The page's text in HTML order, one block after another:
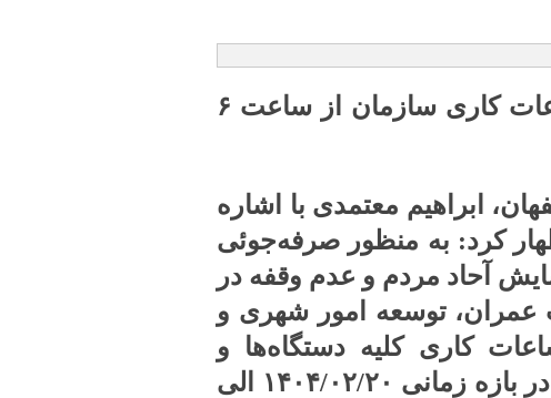
به اطلاع می رساند از تاریخ ۱۴۰۴/۰۲/۲۰ لغایت ۱۴۰۴/۰۶/۳۱ ساعات کاری سازمان از ساعت ۶
ابراهیم معتمدی با اشاره
کرد: به منظور صرفه‌جوئی
آحاد مردم و عدم وقفه در
توسعه امور شهری و
کاری کلیه دستگاه‌ها و
مؤسسات عمومی دولتی و غیردولتی، بانک‌ها، بیمه‌ها و شهرداری‌ها در بازه زمانی ۱۴۰۴/۰۲/۲۰ الی